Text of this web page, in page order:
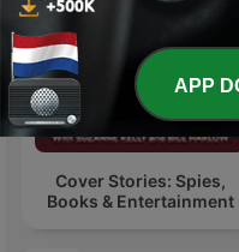
Cover Stories: Spies,
Books & Entertainment
APP